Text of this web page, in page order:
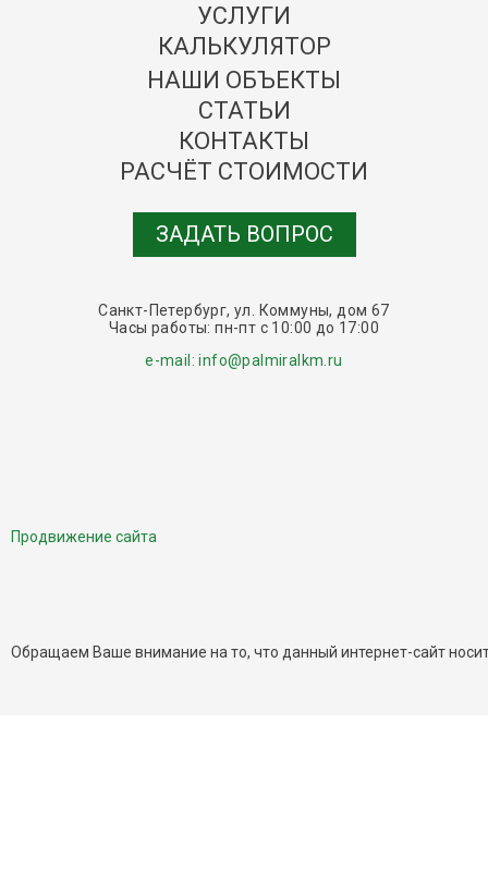
УСЛУГИ
КАЛЬКУЛЯТОР
НАШИ ОБЪЕКТЫ
СТАТЬИ
КОНТАКТЫ
РАСЧЁТ СТОИМОСТИ
ЗАДАТЬ ВОПРОС
Санкт-Петербург, ул. Коммуны, дом 67
Часы работы: пн-пт c 10:00 до 17:00
e-mail: info@palmiralkm.ru
Продвижение сайта
Обращаем Ваше внимание на то, что данный интернет-сайт